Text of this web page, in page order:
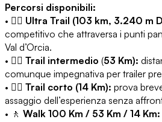
Percorsi disponibili:
• 🏃‍♂️ Ultra Trail (103 km, 3.240 m
competitivo che attraversa i punti
Val d’Orcia.
• 🏃‍♂️ Trail intermedio (53 Km):
comunque impegnativa per trailer
• 🏃‍♀️ Trail corto (14 Km): prova
assaggio dell’esperienza senza
• 🚶 Walk 100 Km / 53 Km / 14 Km: